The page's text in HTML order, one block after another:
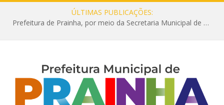
ÚLTIMAS PUBLICAÇÕES:
Prefeitura de Prainha, por meio da Secretaria Municipal de Educação, abre 354 vagas na área da Educação para 2025 com processo seletivo simplificado